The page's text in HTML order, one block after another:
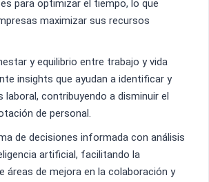
para optimizar el tiempo, lo que
maximizar sus recursos
y equilibrio entre trabajo y vida
insights que ayudan a identificar y
laboral, contribuyendo a disminuir el
de personal.
de decisiones informada con análisis
artificial, facilitando la
áreas de mejora en la colaboración y